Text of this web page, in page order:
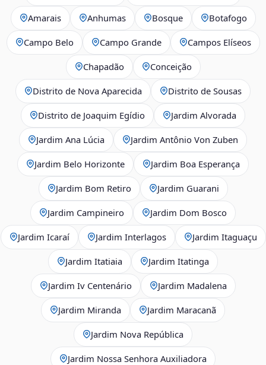
Amarais Anhumas Bosque Botafogo
Campo Belo Campo Grande Campos Elíseos
Chapadão Conceição
Distrito de Nova Aparecida Distrito de Sousas
Distrito de Joaquim Egídio Jardim Alvorada
Jardim Ana Lúcia Jardim Antônio Von Zuben
Jardim Belo Horizonte Jardim Boa Esperança
Jardim Bom Retiro Jardim Guarani
Jardim Campineiro Jardim Dom Bosco
Jardim Icaraí Jardim Interlagos Jardim Itaguaçu
Jardim Itatiaia Jardim Itatinga
Jardim Iv Centenário Jardim Madalena
Jardim Miranda Jardim Maracanã
Jardim Nova República
Jardim Nossa Senhora Auxiliadora